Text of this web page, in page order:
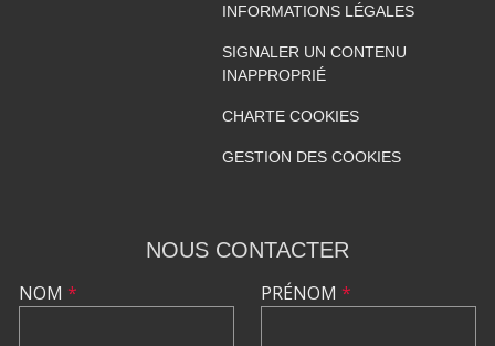
INFORMATIONS LÉGALES
SIGNALER UN CONTENU
INAPPROPRIÉ
CHARTE COOKIES
GESTION DES COOKIES
NOUS CONTACTER
NOM * PRÉNOM *